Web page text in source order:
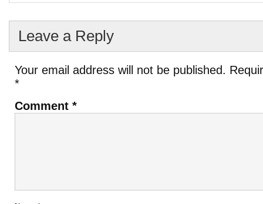
Leave a Reply
Your email address will not be published.
*
Comment *